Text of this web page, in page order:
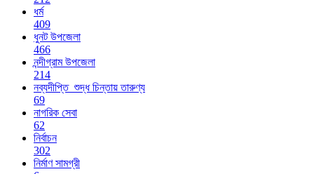
ধর্ম
409
ধুনট উপজেলা
466
নন্দীগ্রাম উপজেলা
214
নব্যদীপ্তি_শুদ্ধ চিন্তায় তারুণ্য
69
নাগরিক সেবা
62
নির্বাচন
302
নির্মাণ সামগ্রী